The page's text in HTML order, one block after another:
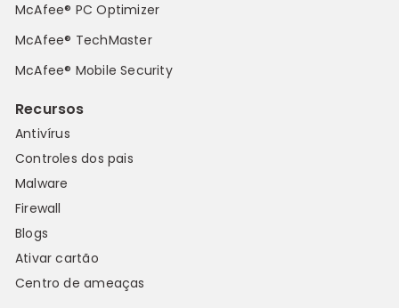
McAfee® PC Optimizer
McAfee® TechMaster
McAfee® Mobile Security
Recursos
Antivírus
Controles dos pais
Malware
Firewall
Blogs
Ativar cartão
Centro de ameaças